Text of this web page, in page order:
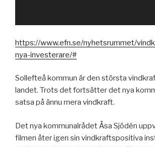
https://www.efn.se/nyhetsrummet/
nya-investerare/#
Sollefteå kommun är den största
landet. Trots det fortsätter det nya
satsa på ännu mera vindkraft.
Det nya kommunalrådet Åsa Sjödén
filmen åter igen sin vindkraftspositiva